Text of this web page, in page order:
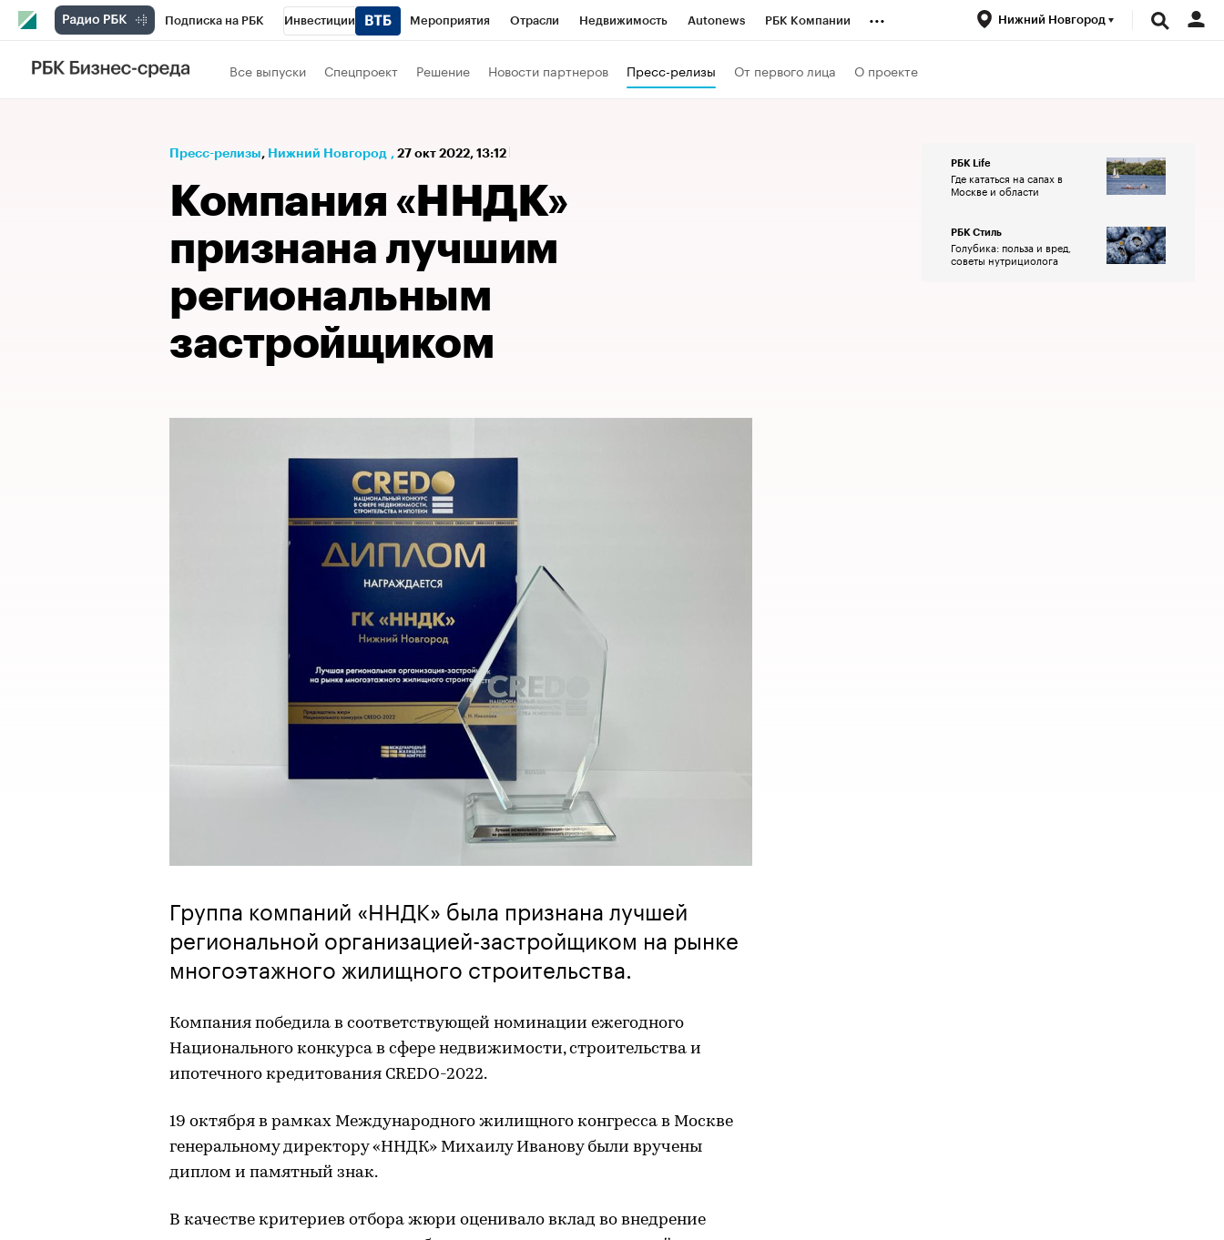
Подписка на РБК Инвестиции Мероприятия Отрасли Недвижимость Autonews РБК Компании
Телеканал
Спецпроекты Политика Экономика
... Нижний Новгород
Все выпуски Спецпроект Решение Новости партнеров Пресс-релизы От первого лица О проекте
Пресс-релизы⁠, Нижний Новгород , 27 окт 2022, 13:12
Компания «ННДК»
признана лучшим
региональным
застройщиком
Группа компаний «ННДК» была признана лучшей
региональной организацией-застройщиком на рынке
многоэтажного жилищного строительства.
Компания победила в соответствующей номинации ежегодного
Национального конкурса в сфере недвижимости, строительства и
ипотечного кредитования CREDO-2022.
19 октября в рамках Международного жилищного конгресса в Москве
генеральному директору «ННДК» Михаилу Иванову были вручены
диплом и памятный знак.
В качестве критериев отбора жюри оценивало вклад во внедрение
РБК Life
Где кататься на сапах в
Москве и области
РБК Стиль
Голубика: польза и вред,
советы нутрициолога